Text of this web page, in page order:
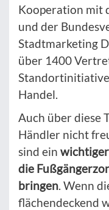
Kooperation mit
und der
Stadtmarketing
über 1400
Handel.
Auch über diese
Händler nicht
sind ein
die
bringen. Wenn
flächendeckend